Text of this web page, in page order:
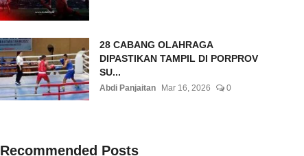
28 CABANG OLAHRAGA
DIPASTIKAN TAMPIL DI PORPROV
SU...
Abdi Panjaitan Mar 16, 2026 0
Recommended Posts